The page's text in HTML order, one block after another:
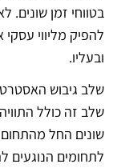
בטווחי זמן שונים.
להפיק מליווי
ובעליו.
שלב גיבוש
שלב זה כולל
שונים החל
לתחומים הנוגעים